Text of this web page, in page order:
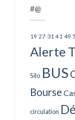
#@
19 27 31 41 49
Alerte
Silo BUS
Bourse
circulation